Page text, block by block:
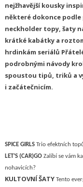
nejžhavější kousky
některé dokonce
neckholder topy, šaty
krátké kabátky a
hrdinkám seriálů
podrobnými návody
spoustou tipů, triků a
i začátečnicím.
SPICE GIRLS Trio efektních
LET’S (CAR)GO Zalíbí se vám
nohavicích?
KULTOVNÍ ŠATY Tento